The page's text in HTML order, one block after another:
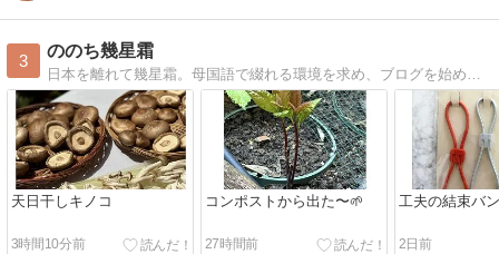
3
ののち幾星霜
日本を離れて幾星霜。母国語で綴れる環境を求め、ブログを始めました。アメリカ中西部より、アラ還主婦が 日々の暮らしの工夫と想いをお届けします。
天日干しキノコ
3時間10分前
コンポストから出た〜🌱
27時間前
工夫の結束バ
2日前